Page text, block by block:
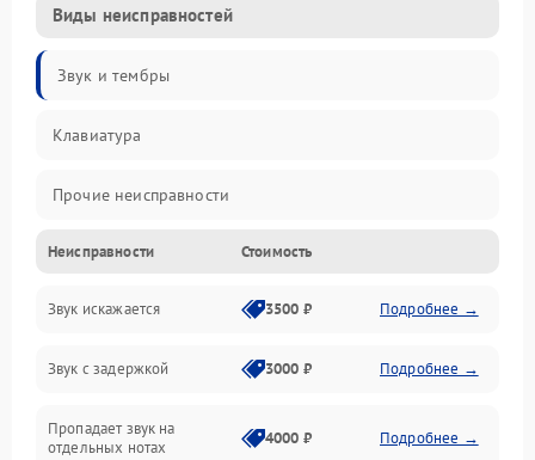
Виды неисправностей
Звук и тембры
Клавиатура
Прочие неисправности
Включение и работа
Управление и электроника
Подключения и интерфейсы
Педали и стойка
Неисправности Стоимость
Звук искажается 3500 ₽ Подробнее →
Звук с задержкой 3000 ₽ Подробнее →
Пропадает звук на
отдельных нотах
4000 ₽ Подробнее →